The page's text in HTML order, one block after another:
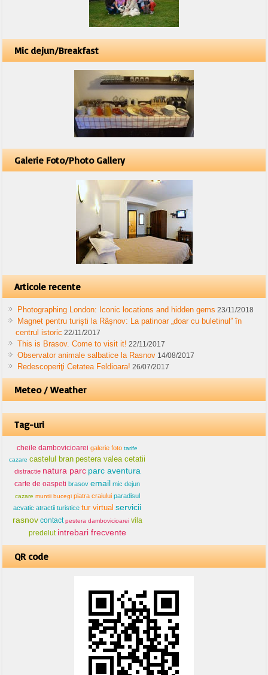
Mic dejun/Breakfast
Galerie Foto/Photo Gallery
Articole recente
Photographing London: Iconic locations and hidden gems 23/11/2018
Magnet pentru turişti la Râşnov: La patinoar „doar cu buletinul” în
centrul istoric 22/11/2017
This is Brasov. Come to visit it! 22/11/2017
Observator animale salbatice la Rasnov 14/08/2017
Redescoperiţi Cetatea Feldioara! 26/07/2017
Meteo / Weather
Tag-uri
cheile dambovicioarei galerie foto tarife
cazare castelul bran pestera valea cetatii
distractie natura parc parc aventura
carte de oaspeti brasov email mic dejun
cazare muntii bucegi piatra craiului paradisul
acvatic atractii turistice tur virtual servicii
rasnov contact pestera dambovicioarei vila
predelut intrebari frecvente
QR code